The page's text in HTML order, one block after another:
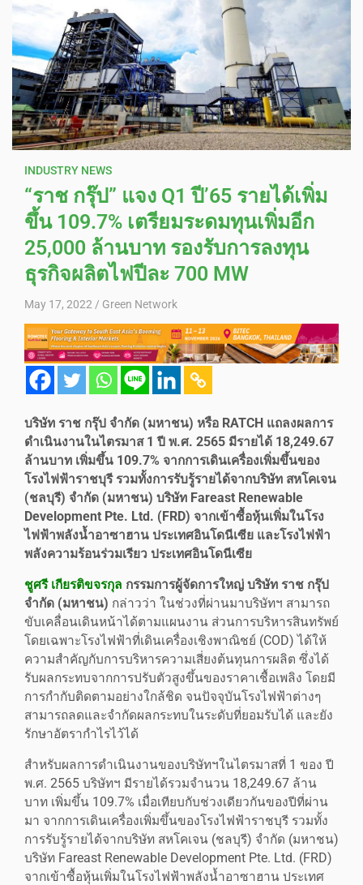
INDUSTRY NEWS
“ราช กรุ๊ป” แจง Q1 ปี’65 รายได้เพิ่ม
ขึ้น 109.7% เตรียมระดมทุนเพิ่มอีก
25,000 ล้านบาท รองรับการลงทุน
ธุรกิจผลิตไฟปีละ 700 MW
May 17, 2022 Green Network
บริษัท ราช กรุ๊ป จำกัด (มหาชน) หรือ RATCH แถลงผลการ
ดำเนินงานในไตรมาส 1 ปี พ.ศ. 2565 มีรายได้ 18,249.67
ล้านบาท เพิ่มขึ้น 109.7% จากการเดินเครื่องเพิ่มขึ้นของ
โรงไฟฟ้าราชบุรี รวมทั้งการรับรู้รายได้จากบริษัท สหโคเจน
(ชลบุรี) จำกัด (มหาชน) บริษัท Fareast Renewable
Development Pte. Ltd. (FRD) จากเข้าซื้อหุ้นเพิ่มในโรง
ไฟฟ้าพลังน้ำอาซาฮาน ประเทศอินโดนีเซีย และโรงไฟฟ้า
พลังความร้อนร่วมเรียว ประเทศอินโดนีเซีย
ชูศรี เกียรติขจรกุล กรรมการผู้จัดการใหญ่ บริษัท ราช กรุ๊ป
จำกัด (มหาชน) กล่าวว่า ในช่วงที่ผ่านมาบริษัทฯ สามารถ
ขับเคลื่อนเดินหน้าได้ตามแผนงาน ส่วนการบริหารสินทรัพย์
โดยเฉพาะโรงไฟฟ้าที่เดินเครื่องเชิงพาณิชย์ (COD) ได้ให้
ความสำคัญกับการบริหารความเสี่ยงต้นทุนการผลิต ซึ่งได้
รับผลกระทบจากการปรับตัวสูงขึ้นของราคาเชื้อเพลิง โดยมี
การกำกับติดตามอย่างใกล้ชิด จนปัจจุบันโรงไฟฟ้าต่างๆ
สามารถลดและจำกัดผลกระทบในระดับที่ยอมรับได้ และยัง
รักษาอัตรากำไรไว้ได้
สำหรับผลการดำเนินงานของบริษัทฯในไตรมาสที่ 1 ของ ปี
พ.ศ. 2565 บริษัทฯ มีรายได้รวมจำนวน 18,249.67 ล้าน
บาท เพิ่มขึ้น 109.7% เมื่อเทียบกับช่วงเดียวกันของปีที่ผ่าน
มา จากการเดินเครื่องเพิ่มขึ้นของโรงไฟฟ้าราชบุรี รวมทั้ง
การรับรู้รายได้จากบริษัท สหโคเจน (ชลบุรี) จำกัด (มหาชน)
บริษัท Fareast Renewable Development Pte. Ltd. (FRD)
จากเข้าซื้อหุ้นเพิ่มในโรงไฟฟ้าพลังน้ำอาซาฮาน ประเทศ